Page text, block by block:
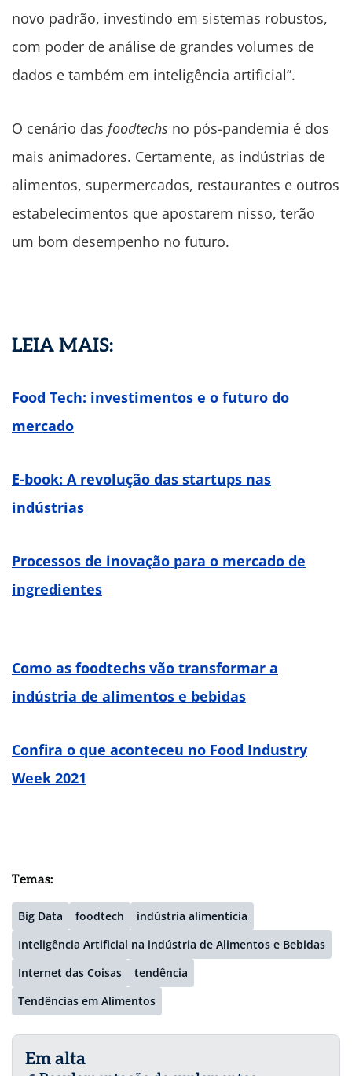
novo padrão, investindo em sistemas robustos,
com poder de análise de grandes volumes de
dados e também em inteligência artificial”.
O cenário das foodtechs no pós-pandemia é dos
mais animadores. Certamente, as indústrias de
alimentos, supermercados, restaurantes e outros
estabelecimentos que apostarem nisso, terão
um bom desempenho no futuro.
LEIA MAIS:
Food Tech: investimentos e o futuro do
mercado
E-book: A revolução das startups nas
indústrias
Processos de inovação para o mercado de
ingredientes
Como as foodtechs vão transformar a
indústria de alimentos e bebidas
Confira o que aconteceu no Food Industry
Week 2021
Temas:
Big Data foodtech
indústria alimentícia
Inteligência Artificial na indústria de Alimentos e Bebidas
Internet das Coisas
tendência
Tendências em Alimentos
Em alta